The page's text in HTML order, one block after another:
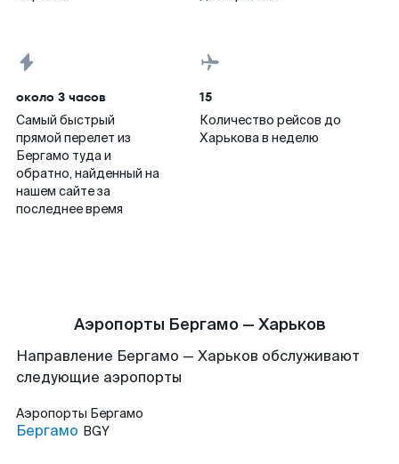
около 3 часов
Самый быстрый
прямой перелет из
Бергамо туда и
обратно, найденный на
нашем сайте за
последнее время
15
Количество рейсов до
Харькова в неделю
Аэропорты Бергамо — Харьков
Направление Бергамо — Харьков обслуживают
следующие аэропорты
Аэропорты Бергамо
Бергамо BGY